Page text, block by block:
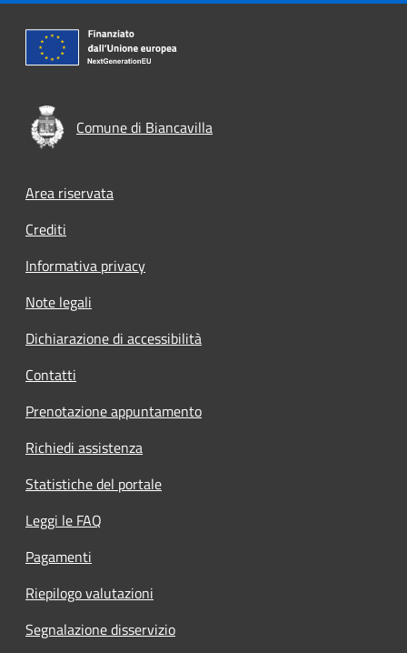
Comune di Biancavilla
Footer menu
Area riservata
Crediti
Informativa privacy
Note legali
Dichiarazione di accessibilità
Contatti
Prenotazione appuntamento
Richiedi assistenza
Statistiche del portale
Leggi le FAQ
Pagamenti
Riepilogo valutazioni
Segnalazione disservizio